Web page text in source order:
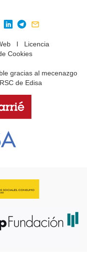
I Licencia
Cookies
gracias al mecenazgo
de Edisa